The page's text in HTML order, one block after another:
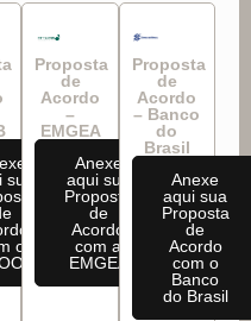
o
Proposta
de
Acordo
–
EMGEA
Anexe
aqui sua
Proposta
de
Acordo
com a
EMGEA
Proposta
de
Acordo
– Banco
do
Brasil
Anexe
aqui sua
Proposta
de
Acordo
com o
Banco
do Brasil